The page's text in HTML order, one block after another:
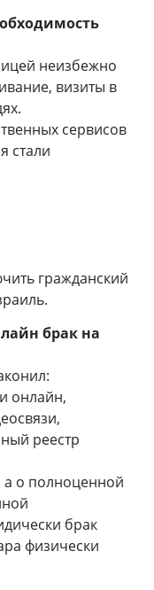
неизбежно
визиты в
сервисов
стали
гражданский
брак на
онлайн,
реестр
а о полноценной
брак
физически